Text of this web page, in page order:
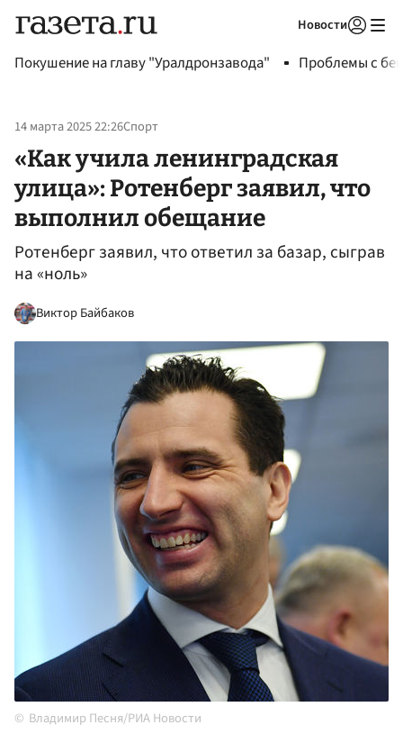
Новости
Покушение на главу "Уралдронзавода" Проблемы с
14 марта 2025 22:26Спорт
«Как учила ленинградская
улица»: Ротенберг заявил, что
выполнил обещание
Ротенберг заявил, что ответил за базар, сыграв
на «ноль»
Виктор Байбаков
Владимир Песня/РИА Новости